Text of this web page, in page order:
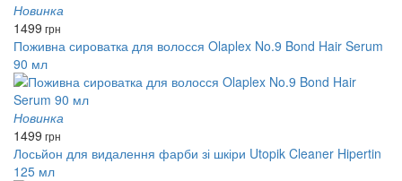
Новинка
1499 грн
Поживна сироватка для волосся Olaplex No.9 Bond Hair Serum
90 мл
Новинка
1499 грн
Лосьйон для видалення фарби зі шкіри Utopik Cleaner Hipertin
125 мл